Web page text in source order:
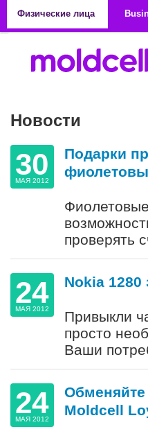
Физические лица
Новости
30
МАЯ 2012
Подарки
проверять
24
МАЯ 2012
Nokia 1280
Привыкли
просто
Ваши
24
МАЯ 2012
Обменяйте
Moldcell
Страницы